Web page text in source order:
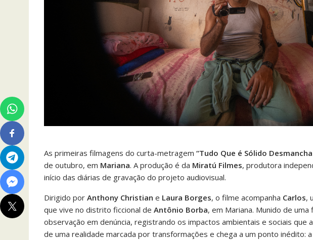
As primeiras filmagens do curta-metragem “Tudo Que é Sólido
de outubro, em Mariana. A produção é da Miratú Filmes, produtora
início das diárias de gravação do projeto audiovisual.
Dirigido por Anthony Christian e Laura Borges, o filme acompanha Carlos,
que vive no distrito ficcional de Antônio Borba, em Mariana. Munido de
observação em denúncia, registrando os impactos ambientais e sociais
de uma realidade marcada por transformações e chega a um ponto inédito: a